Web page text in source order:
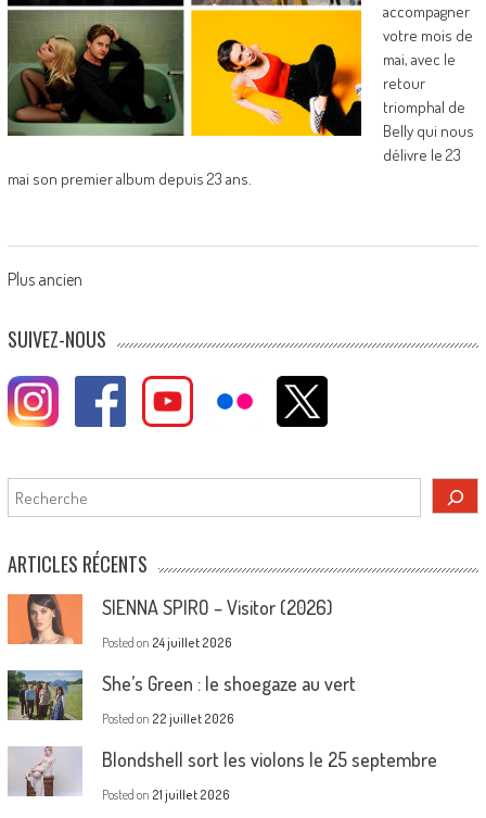
accompagner
votre mois de
mai, avec le
retour
triomphal de
Belly qui nous
délivre le 23
mai son premier album depuis 23 ans.
Posts
navigation
Plus ancien
SUIVEZ-NOUS
Rechercher
ARTICLES RÉCENTS
SIENNA SPIRO – Visitor (2026)
Posted on 24 juillet 2026
She’s Green : le shoegaze au vert
Posted on 22 juillet 2026
Blondshell sort les violons le 25 septembre
Posted on 21 juillet 2026